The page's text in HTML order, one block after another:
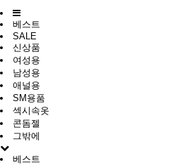
베스트
SALE
신상품
여성용
남성용
애널용
SM용품
섹시속옷
콘돔젤
그밖에
베스트